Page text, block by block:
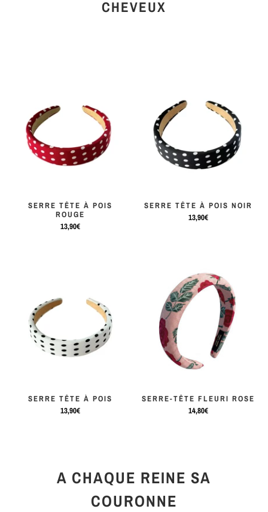
CHEVEUX
SERRE TÊTE À POIS
ROUGE
13,90€
SERRE TÊTE À POIS NOIR
13,90€
SERRE TÊTE À POIS
13,90€
SERRE-TÊTE FLEURI ROSE
14,80€
A CHAQUE REINE SA
COURONNE